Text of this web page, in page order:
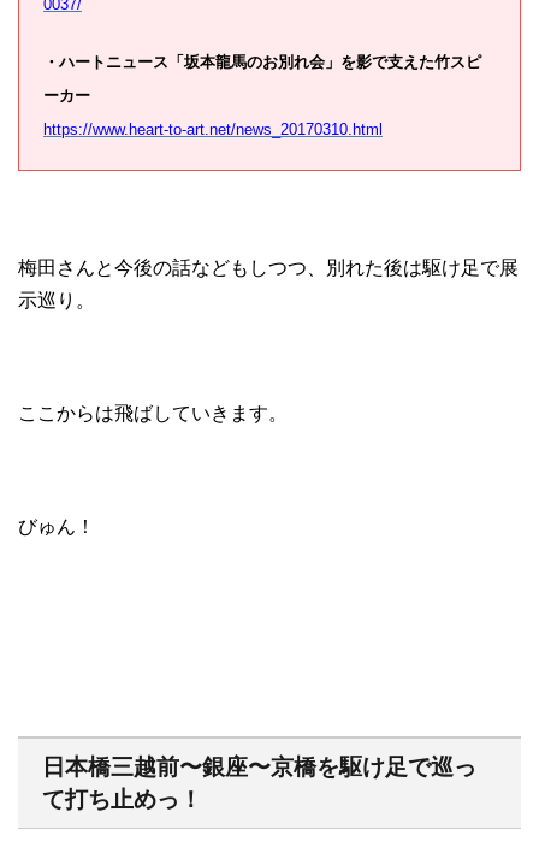
0037/
・ハートニュース「坂本龍馬のお別れ会」を影で支えた竹スピ
ーカー
https://www.heart-to-art.net/news_20170310.html
梅田さんと今後の話などもしつつ、別れた後は駆け足で展
示巡り。
ここからは飛ばしていきます。
びゅん！
日本橋三越前〜銀座〜京橋を駆け足で巡っ
て打ち止めっ！